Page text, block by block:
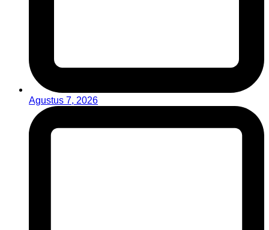
Agustus 7, 2026